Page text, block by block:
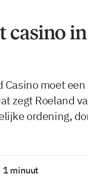
casino
moet
zegt Roeland
ordening,
1 minuut